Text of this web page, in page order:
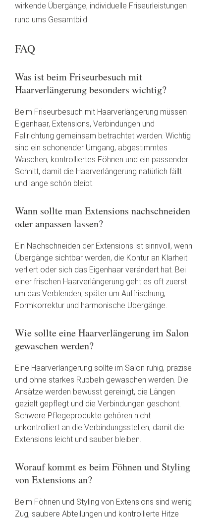
wirkende Übergänge, individuelle Friseurleistungen
rund ums Gesamtbild
FAQ
Was ist beim Friseurbesuch mit
Haarverlängerung besonders wichtig?
Beim Friseurbesuch mit Haarverlängerung müssen
Eigenhaar, Extensions, Verbindungen und
Fallrichtung gemeinsam betrachtet werden. Wichtig
sind ein schonender Umgang, abgestimmtes
Waschen, kontrolliertes Föhnen und ein passender
Schnitt, damit die Haarverlängerung natürlich fällt
und lange schön bleibt.
Wann sollte man Extensions nachschneiden
oder anpassen lassen?
Ein Nachschneiden der Extensions ist sinnvoll, wenn
Übergänge sichtbar werden, die Kontur an Klarheit
verliert oder sich das Eigenhaar verändert hat. Bei
einer frischen Haarverlängerung geht es oft zuerst
um das Verblenden, später um Auffrischung,
Formkorrektur und harmonische Übergänge.
Wie sollte eine Haarverlängerung im Salon
gewaschen werden?
Eine Haarverlängerung sollte im Salon ruhig, präzise
und ohne starkes Rubbeln gewaschen werden. Die
Ansätze werden bewusst gereinigt, die Längen
gezielt gepflegt und die Verbindungen geschont.
Schwere Pflegeprodukte gehören nicht
unkontrolliert an die Verbindungsstellen, damit die
Extensions leicht und sauber bleiben.
Worauf kommt es beim Föhnen und Styling
von Extensions an?
Beim Föhnen und Styling von Extensions sind wenig
Zug, saubere Abteilungen und kontrollierte Hitze